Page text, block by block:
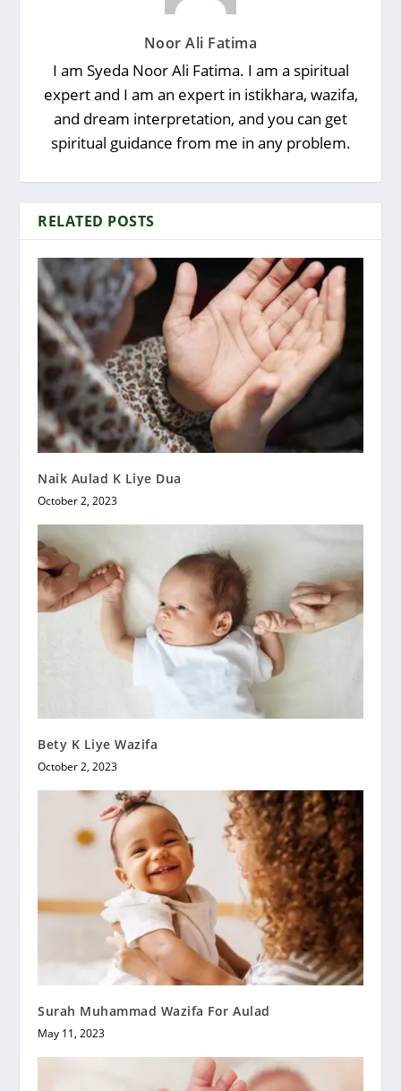
Noor Ali Fatima
I am Syeda Noor Ali Fatima. I am a spiritual
expert and I am an expert in istikhara, wazifa,
and dream interpretation, and you can get
spiritual guidance from me in any problem.
RELATED POSTS
Naik Aulad K Liye Dua
October 2, 2023
Bety K Liye Wazifa
October 2, 2023
Surah Muhammad Wazifa For Aulad
May 11, 2023